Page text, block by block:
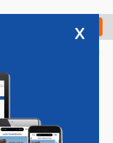
Check in
x